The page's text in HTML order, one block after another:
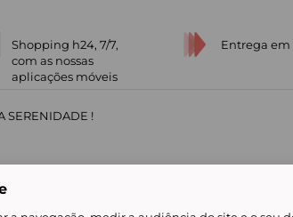
Shopping h24, 7/7,
com as nossas
aplicações móveis
Entrega em
SERENIDADE !